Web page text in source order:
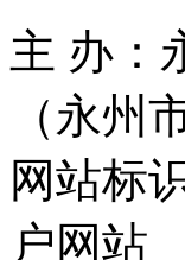
主 办：
（永州
网站标
户网站